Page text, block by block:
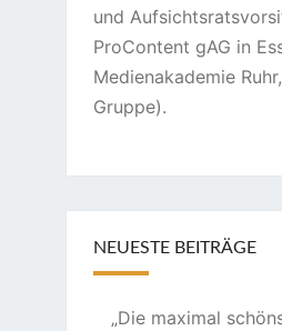
und
ProContent gAG in
Medienakademie
Gruppe).
NEUESTE BEITRÄGE
„Die maximal